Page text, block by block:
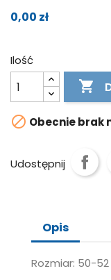
0,00 zł
Ilość

 Obecnie brak
Udostępnij
Opis
Rozmiar: 50-52